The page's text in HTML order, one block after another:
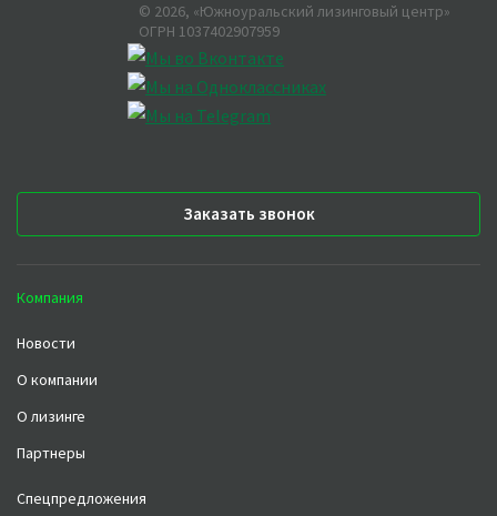
© 2026, «Южноуральский лизинговый центр»
ОГРН 1037402907959
Заказать звонок
Компания
Новости
О компании
О лизинге
Партнеры
Спецпредложения